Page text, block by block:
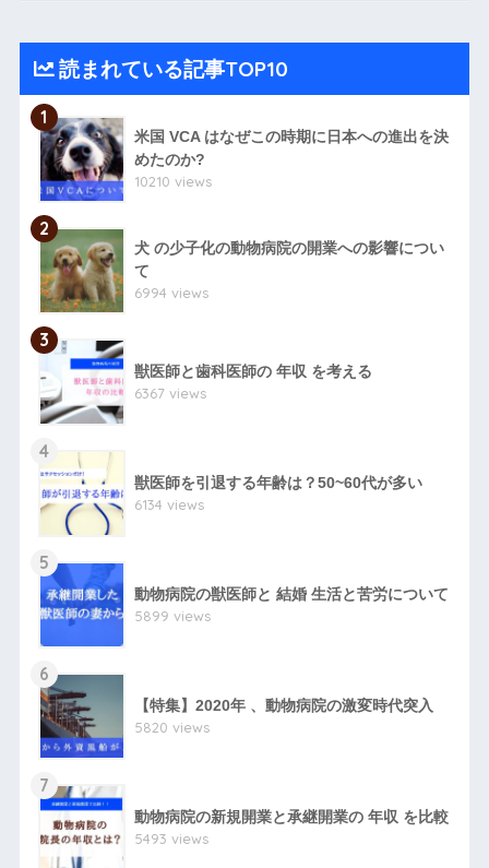
読まれている記事TOP10
1
米国 VCA はなぜこの時期に日本への進出を決
めたのか?
10210 views
2
犬 の少子化の動物病院の開業への影響につい
て
6994 views
3
獣医師と歯科医師の 年収 を考える
6367 views
4
獣医師を引退する年齢は？50~60代が多い
6134 views
5
動物病院の獣医師と 結婚 生活と苦労について
5899 views
6
【特集】2020年 、動物病院の激変時代突入
5820 views
7
動物病院の新規開業と承継開業の 年収 を比較
5493 views